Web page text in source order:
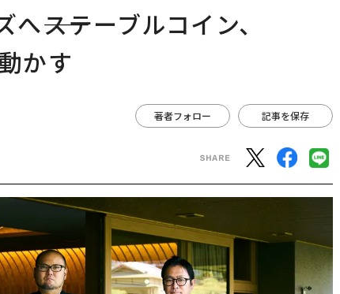
――ステーブルコイン、
かす
著者フォロー 記事を保存